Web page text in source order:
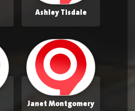
Ashley Tisdale
Janet Montgomery